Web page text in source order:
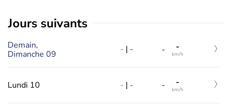
jours suivants
Demain,
Dimanche 09
- | - - -
km/h
Lundi 10 - | - - -
km/h